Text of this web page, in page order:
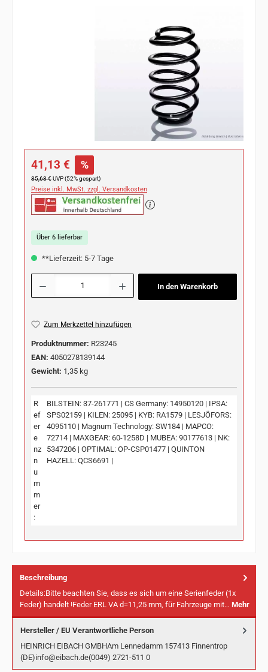
Verkaufspreis:
41,13 € %
Regulärer Preis:
85,68 €UVP (52% gespart)
Preise inkl. MwSt. zzgl. Versandkosten
Über 6 lieferbar
**Lieferzeit: 5-7 Tage
Produkt Anzahl: Gib den gewünschten Wert ein oder benutze die Schaltflächen
In den Warenkorb
Zum Merkzettel hinzufügen
Produktnummer: R23245
EAN: 4050278139144
Gewicht: 1,35 kg
R
ef
er
e
nz
n
u
m
m
er
:
BILSTEIN: 37-261771 | CS Germany: 14950120 | IPSA:
SPS02159 | KILEN: 25095 | KYB: RA1579 | LESJÖFORS:
4095110 | Magnum Technology: SW184 | MAPCO:
72714 | MAXGEAR: 60-1258D | MUBEA: 90177613 | NK:
5347206 | OPTIMAL: OP-CSP01477 | QUINTON
HAZELL: QCS6691 |
Beschreibung
Details:Bitte beachten Sie, dass es sich um eine Serienfeder (1x
Feder) handelt !Feder ERL VA d=11,25 mm, für Fahrzeuge mit… Mehr
Hersteller / EU Verantwortliche Person
HEINRICH EIBACH GMBHAm Lennedamm 157413 Finnentrop
(DE)info@eibach.de(0049) 2721-511 0